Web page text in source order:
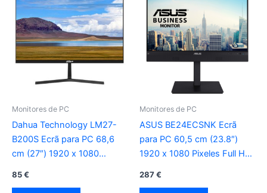
Monitores de PC
Dahua Technology LM27-
B200S Ecrã para PC 68,6
cm (27″) 1920 x 1080
85€
Monitores de PC
ASUS BE24ECSNK Ecrã
para PC 60,5 cm (23.8″)
1920 x 1080 Pixeles Full HD
287€